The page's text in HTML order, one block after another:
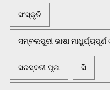
ସଂସ୍କୃତି
ସମ୍ବଲପୁରୀ ଭାଷା
ସରସ୍ବତୀ ପୂଜା ସି